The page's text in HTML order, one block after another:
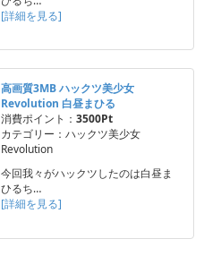
[詳細を見る]
高画質3MB ハックツ美少女
Revolution 白昼まひる
消費ポイント： 3500Pt
カテゴリー：ハックツ美少女
Revolution
今回我々がハックツしたのは白昼ま
ひるち…
[詳細を見る]